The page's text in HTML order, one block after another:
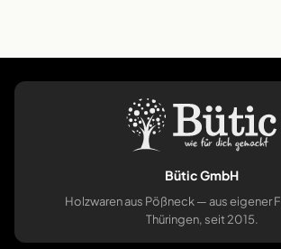
Bütic GmbH
Holzwaren aus Pößneck — aus eigener
Thüringen, seit 2015.